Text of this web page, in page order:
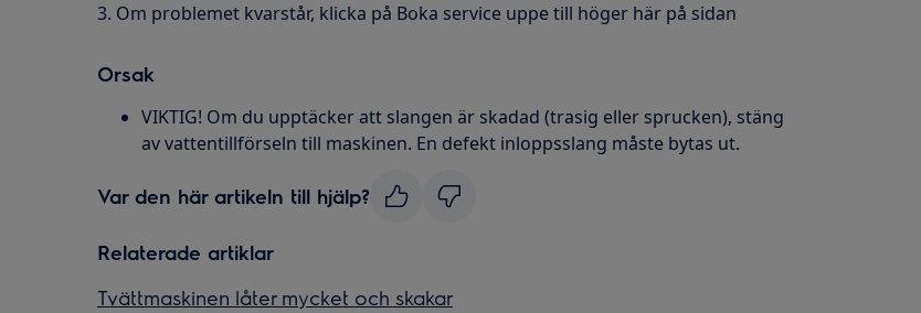
3. Om problemet kvarstår, klicka på Boka service uppe till höger här på sidan
Orsak
VIKTIG! Om du upptäcker att slangen är skadad (trasig eller sprucken), stäng
av vattentillförseln till maskinen. En defekt inloppsslang måste bytas ut.
Var den här artikeln till hjälp?
Relaterade artiklar
Tvättmaskinen låter mycket och skakar